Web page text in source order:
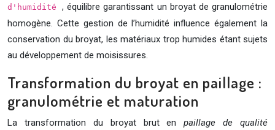
d'humidité, équilibre garantissant un broyat de granulométrie
homogène. Cette gestion de l’humidité influence également la
conservation du broyat, les matériaux trop humides étant sujets
au développement de moisissures.
Transformation du broyat en paillage :
granulométrie et maturation
La transformation du broyat brut enpaillage de qualité